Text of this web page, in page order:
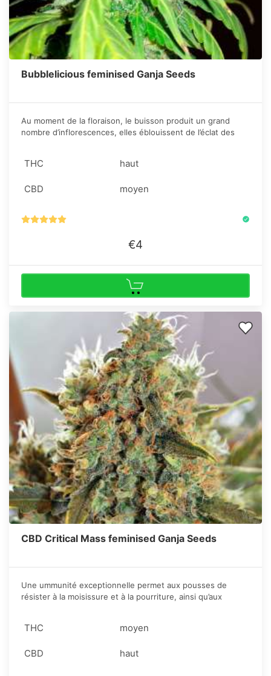
Bubblelicious feminised Ganja Seeds
Au moment de la floraison, le buisson produit un grand
nombre d’inflorescences, elles éblouissent de l’éclat des
THC haut
CBD moyen
€4
CBD Critical Mass feminised Ganja Seeds
Une ummunité exceptionnelle permet aux pousses de
résister à la moisissure et à la pourriture, ainsi qu’aux
centrale épaisse, des branches latérales robustes et de
la fin de leur cycle de vie.
THC moyen
CBD haut